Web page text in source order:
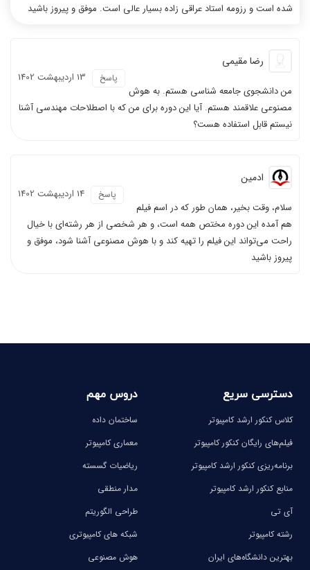
شده است و رزومه استاد عراقي زاده بسيار عالي است. موفق و پيروز باشيد
رضا مقیمی
13 ارديبهشت 1402 پاسخ
من دانشجوی جامعه شناسی هستم. به هوش
مصنوعی علاقمند هستم. آیا این دوره برای من که با اصطلاحات مهندسی آشنا
نیستم قابل استفاده هست؟
ادمین
14 ارديبهشت 1402 پاسخ
سلام، وقت بخیر، همان طور که در اسم فیلم
هم آمده این دوره مختص همه است، و هر شخصی از هر رشته‌ای با خیال
راحت می‌تواند این فیلم را تهیه کند و با هوش مصنوعی آشنا شود، موفق و
پیروز باشید
دسترسی سریع
کلاس کنکور ارشد کامپیوتر
فیلم‌های رایگان کنکور کامپیوتر
برنامه‌ریزی کنکور ارشد کامپیوتر
منابع کنکور ارشد کامپیوتر
آی تی
رشته کامپیوتر
بهترین دانشگاه‌های ایران
دروس مهم
ساختمان داده
معماری کامپیوتر
ریاضیات گسسته
مدار منطقی
طراحی الگوریتم
شبکه های کامپیوتری
هوش مصنوعی